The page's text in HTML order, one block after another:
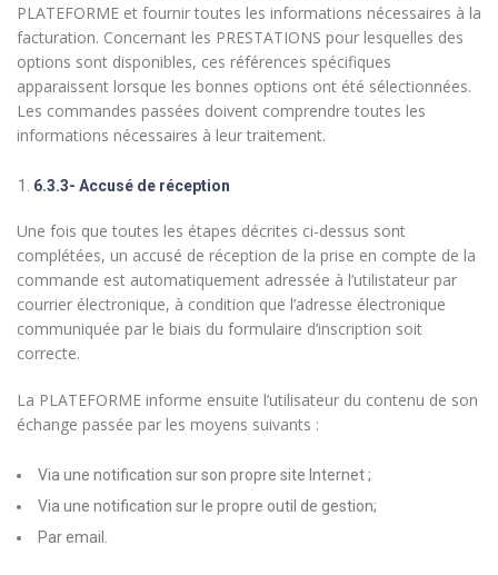
PLATEFORME et fournir toutes les informations nécessaires à la
facturation. Concernant les PRESTATIONS pour lesquelles des
options sont disponibles, ces références spécifiques
apparaissent lorsque les bonnes options ont été sélectionnées.
Les commandes passées doivent comprendre toutes les
informations nécessaires à leur traitement.
6.3.3- Accusé de réception
Une fois que toutes les étapes décrites ci-dessus sont
complétées, un accusé de réception de la prise en compte de la
commande est automatiquement adressée à l’utilistateur par
courrier électronique, à condition que l’adresse électronique
communiquée par le biais du formulaire d’inscription soit
correcte.
La PLATEFORME informe ensuite l’utilisateur du contenu de son
échange passée par les moyens suivants :
Via une notification sur son propre site Internet ;
Via une notification sur le propre outil de gestion;
Par email.